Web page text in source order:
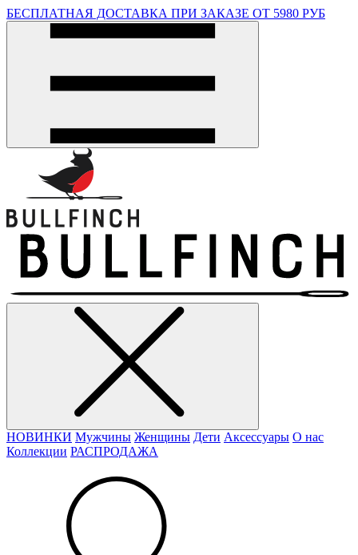
БЕСПЛАТНАЯ ДОСТАВКА ПРИ ЗАКАЗЕ ОТ 5980 РУБ
НОВИНКИ Мужчины Женщины Дети Аксессуары О нас
Коллекции РАСПРОДАЖА